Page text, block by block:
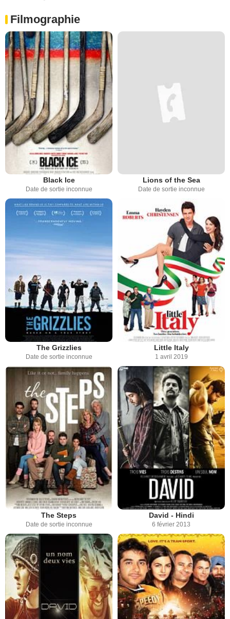
Filmographie
Black Ice
Date de sortie inconnue
Lions of the Sea
Date de sortie inconnue
The Grizzlies
Date de sortie inconnue
Little Italy
1 avril 2019
The Steps
Date de sortie inconnue
David - Hindi
6 février 2013